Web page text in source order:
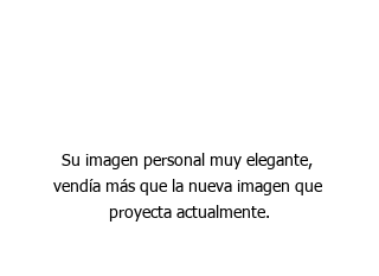
Su imagen personal muy elegante,
vendía más que la nueva imagen que
proyecta actualmente.